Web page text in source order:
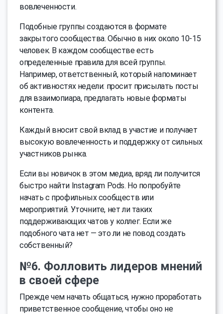
вовлеченности.
Подобные группы создаются в формате
закрытого сообщества. Обычно в них около 10-15
человек. В каждом сообществе есть
определенные правила для всей группы.
Например, ответственный, который напоминает
об активностях недели: просит присылать посты
для взаимопиара, предлагать новые форматы
контента.
Каждый вносит свой вклад в участие и получает
высокую вовлеченность и поддержку от сильных
участников рынка.
Если вы новичок в этом медиа, вряд ли получится
быстро найти Instagram Pods. Но попробуйте
начать с профильных сообществ или
мероприятий. Уточните, нет ли таких
поддерживающих чатов у коллег. Если же
подобного чата нет — это ли не повод создать
собственный?
№6. Фолловить лидеров мнений
в своей сфере
Прежде чем начать общаться, нужно проработать
приветственное сообщение, чтобы оно не